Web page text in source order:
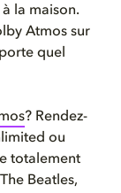
la maison.
Atmos sur
quel
? Rendez-
ou
totalement
Beatles,